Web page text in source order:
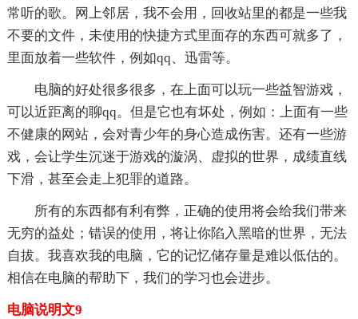
常听的歌。网上邻居，我不会用，回收站里的都是一些我
不要的文件，未使用的快捷方式里面存的东西可就多了，
里面放着一些软件，例如qq、迅雷等。
电脑的好处很多很多，在上面可以玩一些益智游戏，
可以近距离的聊qq。但是它也有坏处，例如：上面有一些
不健康的网站，会对青少年的身心造成伤害。还有一些游
戏，会让学生沉迷于游戏的漩涡、虚拟的世界，成绩直线
下滑，甚至会走上犯罪的道路。
所有的东西都有利有弊，正确的使用将会给我们带来
无穷的益处；错误的使用，将让你陷入黑暗的世界，无法
自拔。我喜欢我的电脑，它的记忆储存量是难以低估的。
相信在电脑的帮助下，我们的学习也会进步。
电脑说明文9